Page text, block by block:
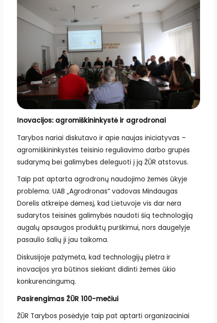
Inovacijos: agromiškininkystė ir agrodronai
Tarybos nariai diskutavo ir apie naujas iniciatyvas –
agromiškininkystės teisinio reguliavimo darbo grupės
sudarymą bei galimybes deleguoti į ją ŽŪR atstovus.
Taip pat aptarta agrodronų naudojimo žemės ūkyje
problema. UAB „Agrodronas“ vadovas Mindaugas
Dorelis atkreipė dėmesį, kad Lietuvoje vis dar nėra
sudarytos teisinės galimybės naudoti šią technologiją
augalų apsaugos produktų purškimui, nors daugelyje
pasaulio šalių ji jau taikoma.
Diskusijoje pažymėta, kad technologijų plėtra ir
inovacijos yra būtinos siekiant didinti žemės ūkio
konkurencingumą.
Pasirengimas ŽŪR 100-mečiui
ŽŪR Tarybos posėdyje taip pat aptarti organizaciniai